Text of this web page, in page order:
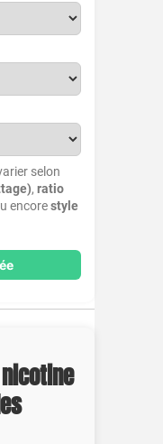
selon
,ratio
encorestyle